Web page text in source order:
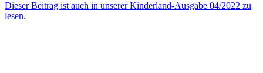
Dieser Beitrag ist auch in unserer Kinderland-Ausgabe 04/2022 zu
lesen.